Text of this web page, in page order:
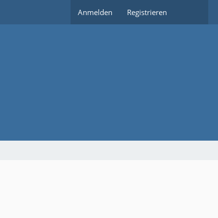
Anmelden Registrieren